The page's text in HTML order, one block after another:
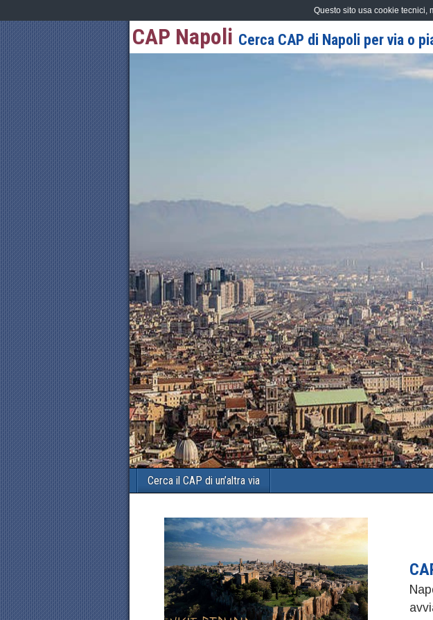
CAP Napoli Cerca CAP di Napoli per via o
Cerca il CAP di un’altra via
Questo sito usa cookie tecnici,